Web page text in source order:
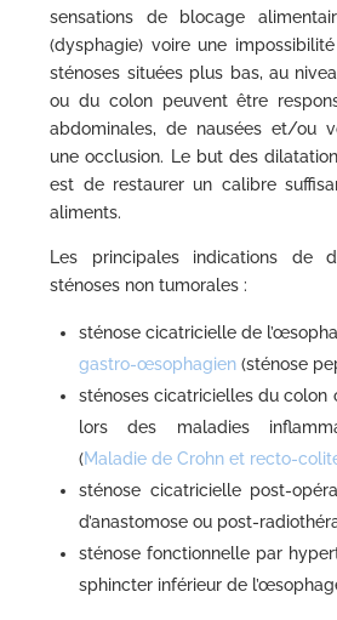
sensations de blocage
(dysphagie) voire une impossibilité
sténoses situées plus bas, au
ou du colon peuvent être
abdominales, de nausées et/ou
une occlusion. Le but des
est de restaurer un calibre
aliments.
Les principales indications de
sténoses non tumorales :
sténose cicatricielle de
gastro-œsophagien (sténose
sténoses cicatricielles du colon
lors des maladies
(Maladie de Crohn et recto-
sténose cicatricielle post-
d’anastomose ou post-
sténose fonctionnelle par
sphincter inférieur de